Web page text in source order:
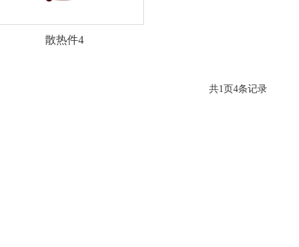
散热件4
共1页4条记录